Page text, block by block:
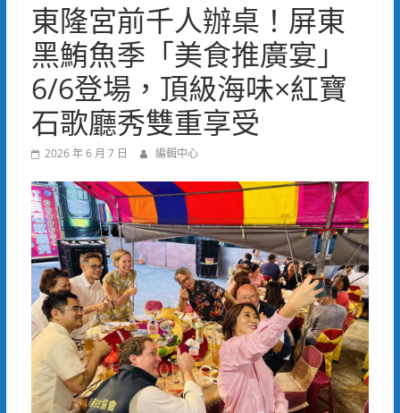
東隆宮前千人辦桌！屏東
黑鮪魚季「美食推廣宴」
6/6登場，頂級海味×紅寶
石歌廳秀雙重享受
2026 年 6 月 7 日 編輯中心